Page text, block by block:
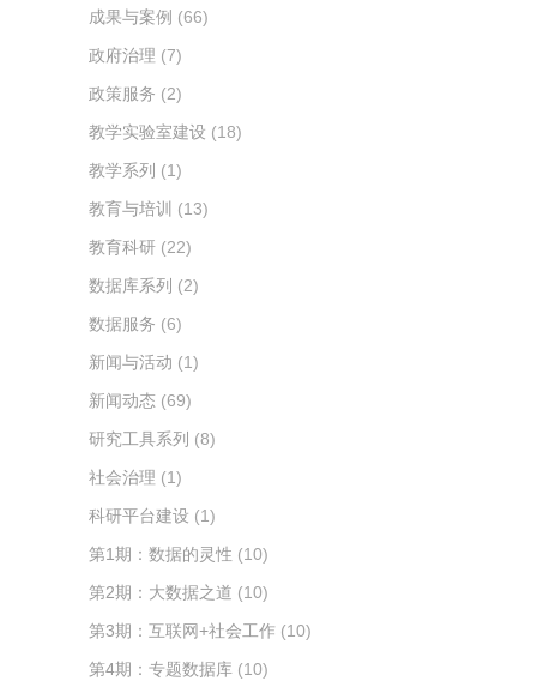
成果与案例 (66)
政府治理 (7)
政策服务 (2)
教学实验室建设 (18)
教学系列 (1)
教育与培训 (13)
教育科研 (22)
数据库系列 (2)
数据服务 (6)
新闻与活动 (1)
新闻动态 (69)
研究工具系列 (8)
社会治理 (1)
科研平台建设 (1)
第1期：数据的灵性 (10)
第2期：大数据之道 (10)
第3期：互联网+社会工作 (10)
第4期：专题数据库 (10)